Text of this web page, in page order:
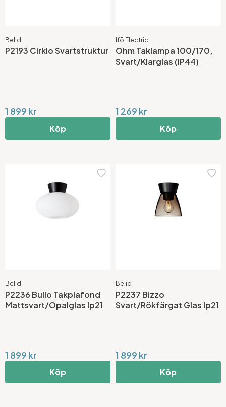
Belid
P2193 Cirklo Svartstruktur
1 899 kr
Köp
Ifö Electric
Ohm Taklampa 100/170,
Svart/Klarglas (IP44)
1 269 kr
Köp
Belid
P2236 Bullo Takplafond
Mattsvart/Opalglas Ip21
1 899 kr
Köp
Belid
P2237 Bizzo
Svart/Rökfärgat Glas Ip21
1 899 kr
Köp